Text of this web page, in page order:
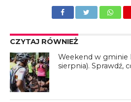
CZYTAJ RÓWNIEŻ
Weekend w gminie
sierpnia). Sprawdź,